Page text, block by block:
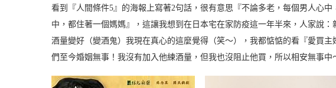
看到『人間條件5』的海報上寫著2句話，很有意思『不論多老，每個男人心
中，都住著一個媽媽』，這讓我想到在日本宅在家防疫這一年半來，人家說
酒量變好（變酒鬼）我現在真心的這麼覺得（笑～），我都惦惦的看『愛買
們至今婚姻無事！我沒有加入他練酒量，但我也沒阻止他買，所以相安無事中